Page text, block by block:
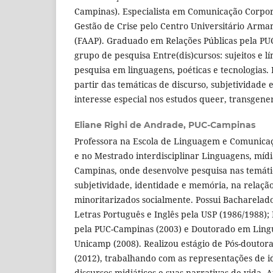
Campinas). Especialista em Comunicação
Gestão de Crise pelo Centro Universitário
(FAAP). Graduado em Relações Públicas pela
grupo de pesquisa Entre(dis)cursos: sujeitos e
pesquisa em linguagens, poéticas e tecnologias.
partir das temáticas de discurso, subjetividade
interesse especial nos estudos queer,
Eliane Righi de Andrade, PUC-Campinas
Professora na Escola de Linguagem e
e no Mestrado interdisciplinar Linguagens,
Campinas, onde desenvolve pesquisa nas
subjetividade, identidade e memória, na
minoritarizados socialmente. Possui
Letras Português e Inglês pela USP (1986/
pela PUC-Campinas (2003) e Doutorado em
Unicamp (2008). Realizou estágio de Pós-
(2012), trabalhando com as representações de